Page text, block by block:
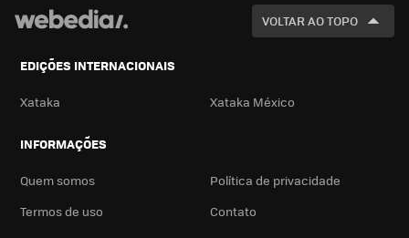
VOLTAR AO TOPO
EDIÇÕES INTERNACIONAIS
Xataka Xataka México
INFORMAÇÕES
Quem somos
Política de privacidade
Termos de uso
Contato